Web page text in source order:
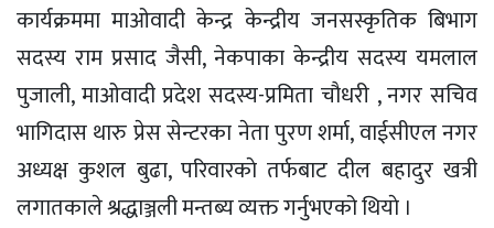
कार्यक्रममा माओवादी केन्द्र केन्द्रीय जनसस्कृतिक बिभाग
सदस्य राम प्रसाद जैसी, नेकपाका केन्द्रीय सदस्य यमलाल
पुजाली, माओवादी प्रदेश सदस्य-प्रमिता चौधरी , नगर सचिव
भागिदास थारु प्रेस सेन्टरका नेता पुरण शर्मा, वाईसीएल नगर
अध्यक्ष कुशल बुढा, परिवारकाे तर्फबाट दील बहादुर खत्री
लगातकाले श्रद्धाञ्जली मन्तब्य व्यक्त गर्नुभएको थियाे ।